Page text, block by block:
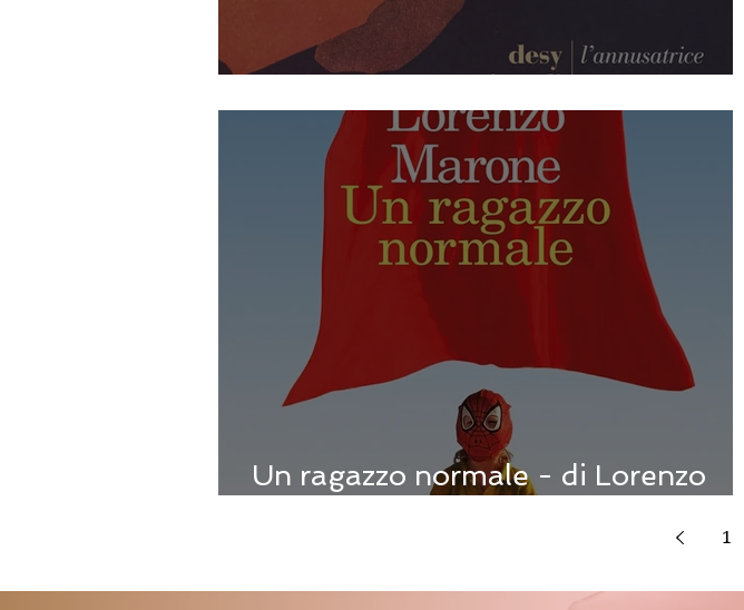
Un ragazzo normale - di Lorenzo
1